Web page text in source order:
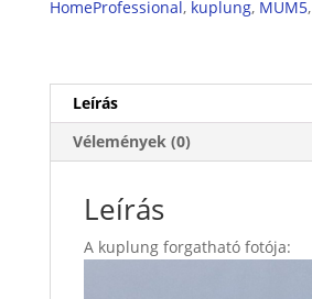
HomeProfessional, kuplung, MUM5,
Leírás
Vélemények (0)
Leírás
A kuplung forgatható fotója: